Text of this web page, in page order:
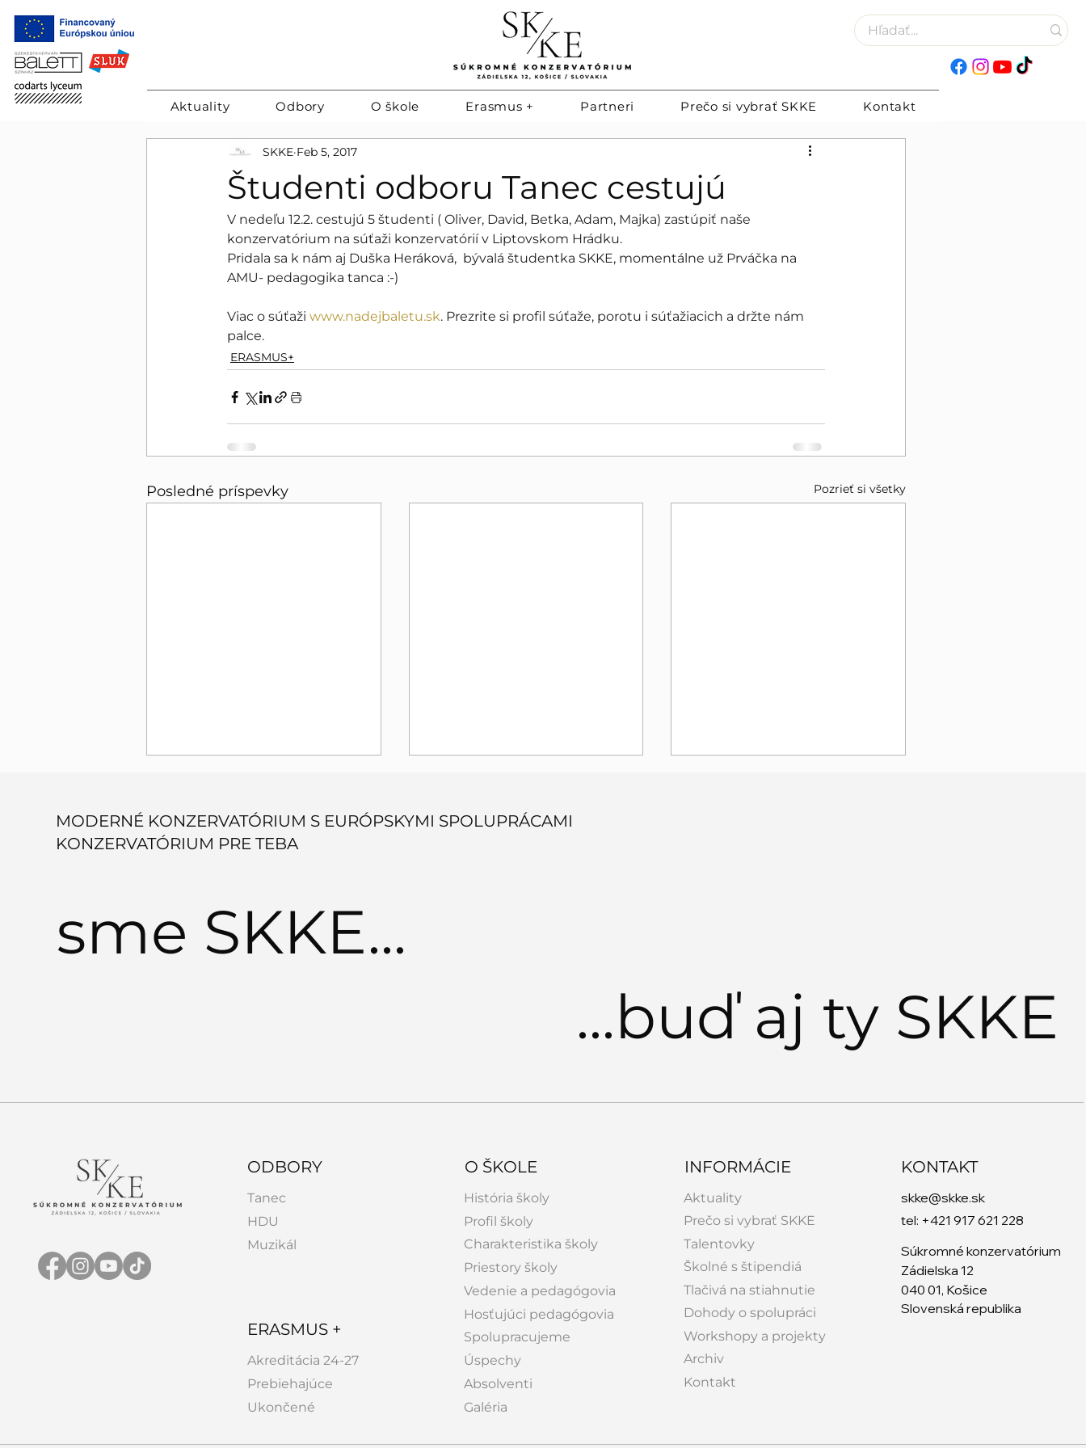
Aktuality Odbory O škole Erasmus + Partneri Prečo si vybrať SKKE Kontakt
Študenti odboru Tanec cestujú
SKKE Feb 5, 2017
V nedeľu 12.2. cestujú 5 študenti ( Oliver, David, Betka, Adam, Majka) zastúpiť naše
konzervatórium na súťaži konzervatórií v Liptovskom Hrádku.
Pridala sa k nám aj Duška Heráková,  bývalá študentka SKKE, momentálne už Prváčka na
AMU- pedagogika tanca :-)
Viac o súťaži www.nadejbaletu.sk. Prezrite si profil súťaže, porotu i súťažiacich a držte nám
palce.
ERASMUS+
Posledné príspevky Pozrieť si všetky
Tanečné video študentiek
SKKE - tanečne
predstavujeme mesto
MODERNÉ KONZERVATÓRIUM S EURÓPSKYMI SPOLUPRÁCAMI
KONZERVATÓRIUM PRE TEBA
sme SKKE...
...buď aj ty SKKE
ODBORY
Tanec
HDU
Muzikál
ERASMUS +
Akreditácia 24-27
Prebiehajúce
Ukončené
O ŠKOLE
História školy
Profil školy
Charakteristika školy
Priestory školy
Vedenie a pedagógovia
Hosťujúci pedagógovia
Spolupracujeme
Úspechy
Absolventi
Galéria
INFORMÁCIE
Aktuality
Prečo si vybrať SKKE
Talentovky
Školné s štipendiá
Tlačivá na stiahnutie
Dohody o spolupráci
Workshopy a projekty
Archiv
Kontakt
KONTAKT
skke@skke.sk
tel: +421 917 621 228
Súkromné konzervatórium
Zádielska 12
040 01, Košice
Slovenská republika